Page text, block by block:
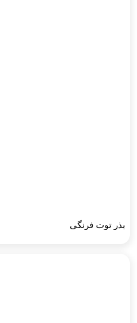
بذر توت فرنگی